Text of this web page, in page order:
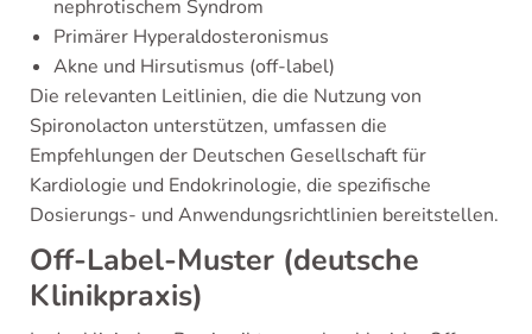
nephrotischem Syndrom
Primärer Hyperaldosteronismus
Akne und Hirsutismus (off-label)
Die relevanten Leitlinien, die die Nutzung von
Spironolacton unterstützen, umfassen die
Empfehlungen der Deutschen Gesellschaft für
Kardiologie und Endokrinologie, die spezifische
Dosierungs- und Anwendungsrichtlinien bereitstellen.
Off-Label-Muster (deutsche
Klinikpraxis)